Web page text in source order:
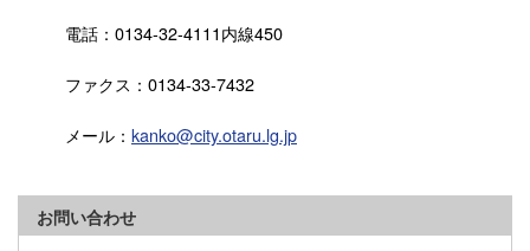
電話：0134-32-4111内線450
ファクス：0134-33-7432
メール： kanko@city.otaru.lg.jp
お問い合わせ